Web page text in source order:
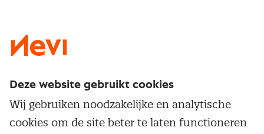
Service & contact
Populaire thema's
Deze website gebruikt cookies
Wij gebruiken noodzakelijke en analytische
cookies om de site beter te laten functioneren